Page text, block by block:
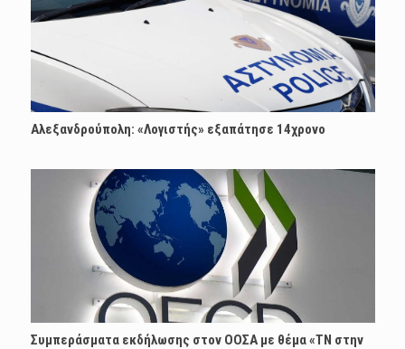
Αλεξανδρούπολη: «Λογιστής» εξαπάτησε 14χρονο
Συμπεράσματα εκδήλωσης στον ΟΟΣΑ με θέμα «ΤΝ στην